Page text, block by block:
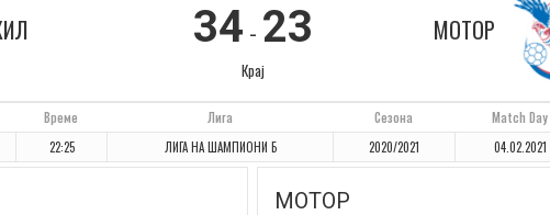
МОТОР
34 - 23
Крај
Време Лига Сезона Match Day
22:25 ЛИГА НА ШАМПИОНИ Б 2020/2021 04.02.2021
МОТОР